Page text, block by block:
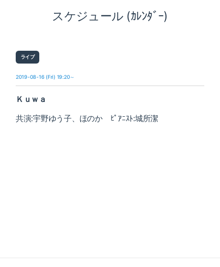
スケジュール (ｶﾚﾝﾀﾞｰ)
ライブ
2019-08-16 (Fri) 19:20～
Ｋｕｗａ
共演:宇野ゆう子、ほのか ﾋﾟｱﾆｽﾄ:城所潔